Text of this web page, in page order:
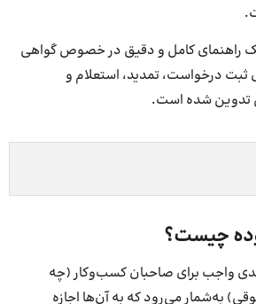
یک راهنمای کامل و دقیق در خصوص گواهی
ثبت درخواست، تمدید، استعلام و
تدوین شده است.
چیست؟
واجب برای صاحبان کسب‌وکار (چه
به‌شمار می‌رود که به آن‌ها اجازه